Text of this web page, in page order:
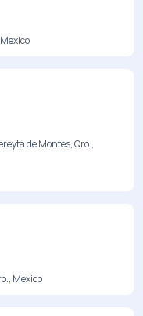
de Montes, Qro.,
Mexico